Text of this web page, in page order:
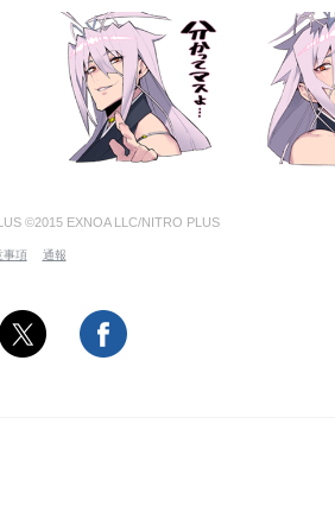
©2015 EXNOA LLC/NITRO PLUS
事項 通報